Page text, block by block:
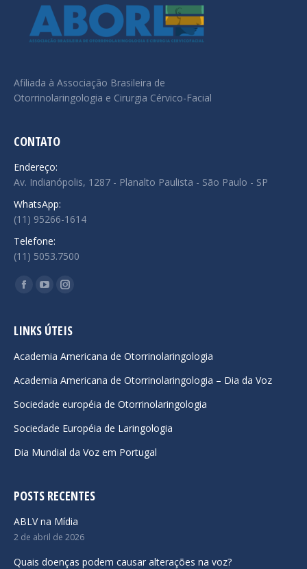
Afiliada à Associação Brasileira de
Otorrinolaringologia e Cirurgia Cérvico-Facial
CONTATO
Endereço:
Av. Indianópolis, 1287 - Planalto Paulista - São Paulo - SP
WhatsApp:
(11) 95266-1614
Telefone:
(11) 5053.7500
Encontre-nos em:
Facebook
opens
new
window
YouTube
opens
new
window
Instagram
opens
new
window
LINKS ÚTEIS
Academia Americana de Otorrinolaringologia
Academia Americana de Otorrinolaringologia – Dia da Voz
Sociedade européia de Otorrinolaringologia
Sociedade Européia de Laringologia
Dia Mundial da Voz em Portugal
POSTS RECENTES
ABLV na Mídia
2 de abril de 2026
Quais doenças podem causar alterações na voz?